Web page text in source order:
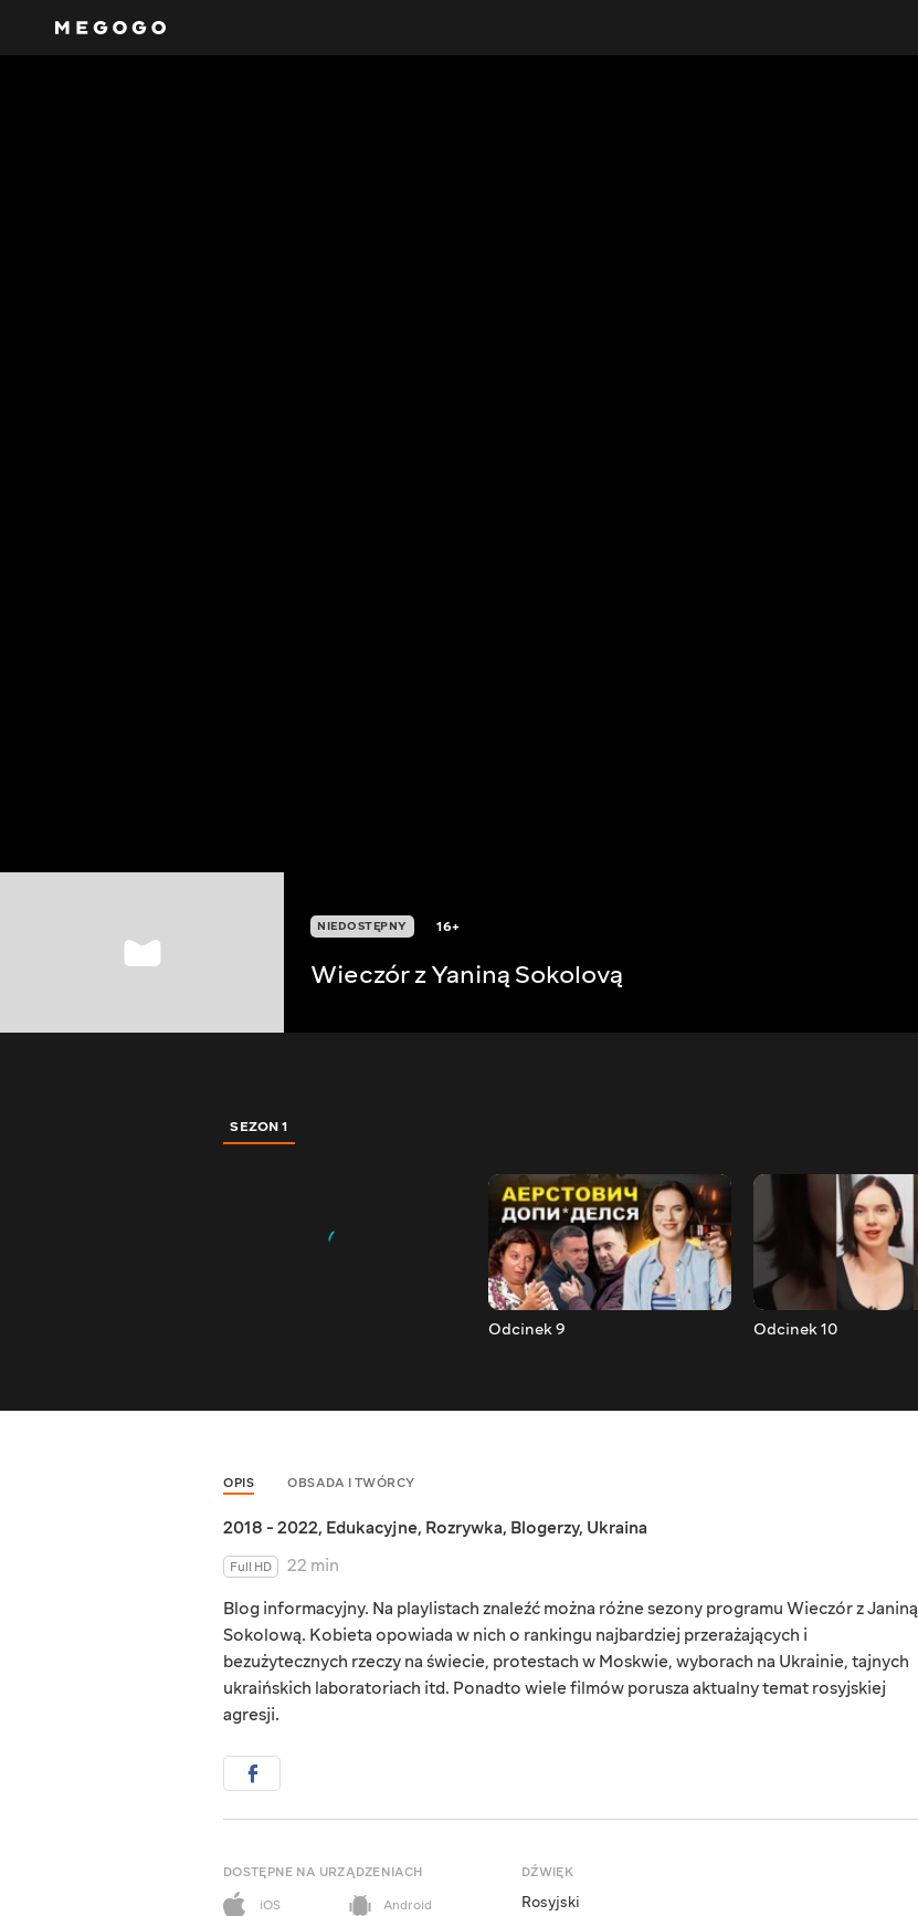
NIEDOSTĘPNY 16+
Wieczór z Yaniną Sokolovą
SEZON 1
Odcinek 9 Odcinek 10
OPIS OBSADA I TWÓRCY
2018 - 2022, Edukacyjne, Rozrywka, Blogerzy, Ukraina
Full HD
22 min
Blog informacyjny. Na playlistach znaleźć można różne sezony programu Wieczór z Janiną
Sokolową. Kobieta opowiada w nich o rankingu najbardziej przerażających i
bezużytecznych rzeczy na świecie, protestach w Moskwie, wyborach na Ukrainie, tajnych
ukraińskich laboratoriach itd. Ponadto wiele filmów porusza aktualny temat rosyjskiej
agresji.
DOSTĘPNE NA URZĄDZENIACH
iOS
Android
DŹWIĘK
Rosyjski